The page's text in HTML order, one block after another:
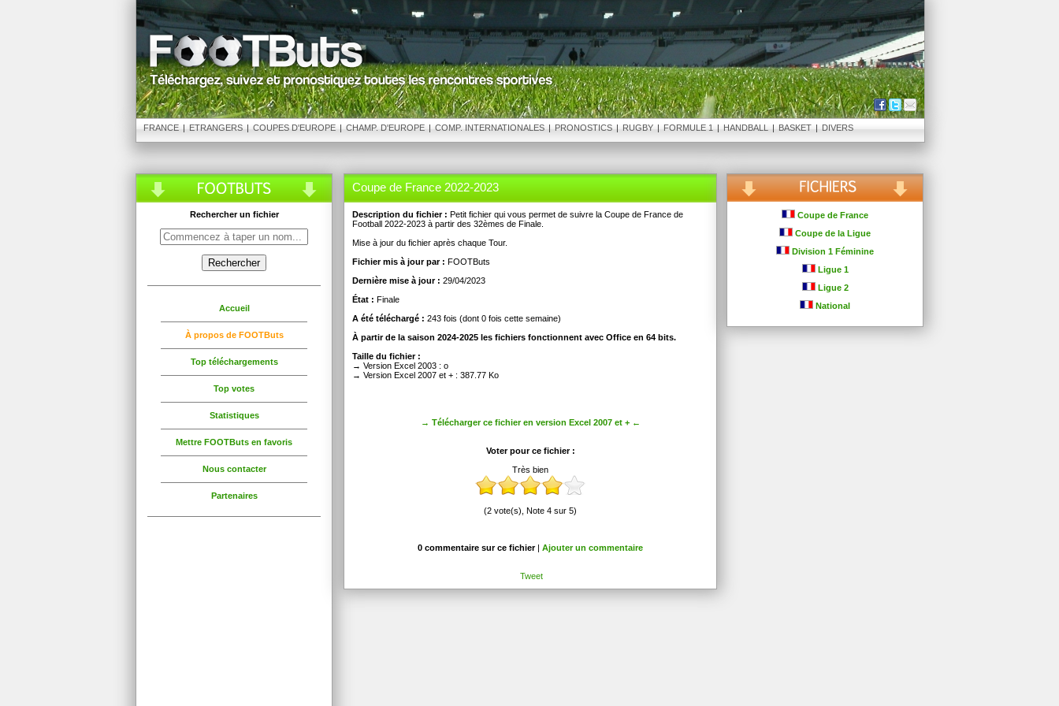
FRANCE | ETRANGERS | COUPES D'EUROPE | CHAMP. D'EUROPE | COMP. INTERNATIONALES | PRONOSTICS | RUGBY | FORMULE 1 | HANDBALL | BASKET | DIVERS
Rechercher un fichier
Accueil
À propos de FOOTButs
Top téléchargements
Top votes
Statistiques
Mettre FOOTButs en favoris
Nous contacter
Partenaires
Coupe de France 2022-2023
Description du fichier : Petit fichier qui vous permet de suivre la Coupe de France de
Football 2022-2023 à partir des 32èmes de Finale.
Mise à jour du fichier après chaque Tour.
Fichier mis à jour par : FOOTButs
Dernière mise à jour : 29/04/2023
État : Finale
A été téléchargé : 243 fois (dont 0 fois cette semaine)
À partir de la saison 2024-2025 les fichiers fonctionnent avec Office en 64 bits.
Taille du fichier :
→ Version Excel 2003 : o
→ Version Excel 2007 et + : 387.77 Ko
→ Télécharger ce fichier en version Excel 2007 et + ←
Voter pour ce fichier :
Très bien
(2 vote(s), Note 4 sur 5)
0 commentaire sur ce fichier| Ajouter un commentaire
Tweet
Coupe de France
Coupe de la Ligue
Division 1 Féminine
Ligue 1
Ligue 2
National